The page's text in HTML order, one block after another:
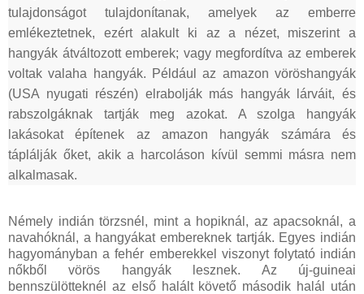
tulajdonságot tulajdonítanak, amelyek az emberre
emlékeztetnek, ezért alakult ki az a nézet, miszerint a
hangyák átváltozott emberek; vagy megfordítva az emberek
voltak valaha hangyák. Például az amazon vöröshangyák
(USA nyugati részén) elrabolják más hangyák lárváit, és
rabszolgáknak tartják meg azokat. A szolga hangyák
lakásokat építenek az amazon hangyák számára és
táplálják őket, akik a harcoláson kívül semmi másra nem
alkalmasak.
Némely indián törzsnél, mint a hopiknál, az apacsoknál, a
navahóknál, a hangyákat embereknek tartják. Egyes indián
hagyományban a fehér emberekkel viszonyt folytató indián
nőkből vörös hangyák lesznek. Az új-guineai
bennszülötteknél az első halált követő második halál után